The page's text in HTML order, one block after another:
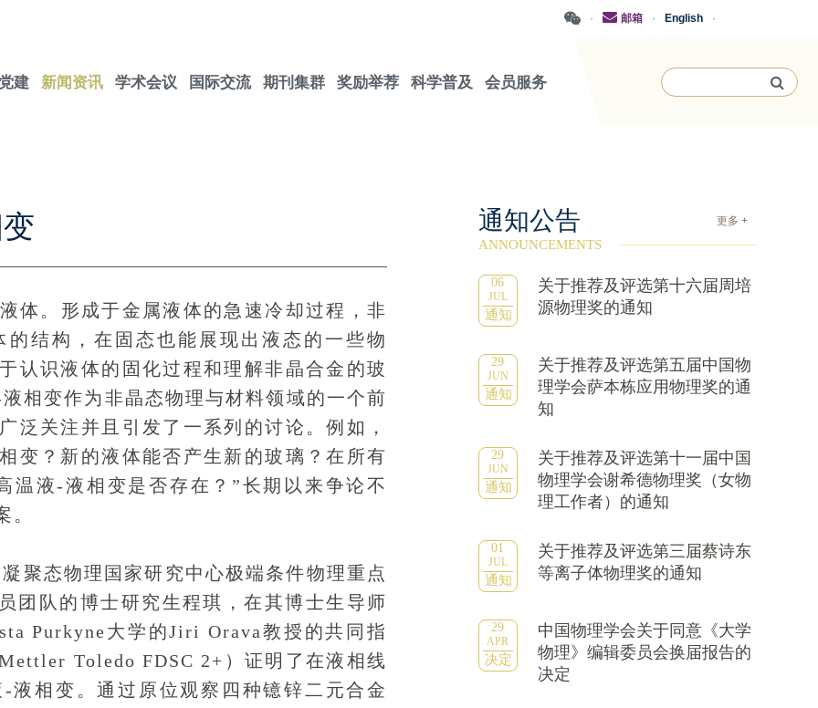
·
English
·
邮箱
·
建 新闻资讯 学术会议 国际交流 期刊集群 奖励举荐 科学普及 会员服务
。形成于金属液体的急速冷却过程，非
结构，在固态也能展现出液态的一些物
认识液体的固化过程和理解非晶合金的玻
相变作为非晶态物理与材料领域的一个前
泛关注并且引发了一系列的讨论。例如，
变？新的液体能否产生新的玻璃？在所有
温液-液相变是否存在？”长期以来争论不
。
态物理国家研究中心极端条件物理重点
团队的博士研究生程琪，在其博士生导师
Purkyne大学的Jiri Orava教授的共同指
Toledo FDSC 2+）证明了在液相线
相变。通过原位观察四种镱锌二元合金
通知公告 更多 +
ANNOUNCEMENTS
06
JUL
通知
关于推荐及评选第十六届周培
源物理奖的通知
29
JUN
通知
关于推荐及评选第五届中国物
理学会萨本栋应用物理奖的通
知
29
JUN
通知
关于推荐及评选第十一届中国
物理学会谢希德物理奖（女物
理工作者）的通知
01
JUL
通知
关于推荐及评选第三届蔡诗东
等离子体物理奖的通知
29
APR
决定
中国物理学会关于同意《大学
物理》编辑委员会换届报告的
决定